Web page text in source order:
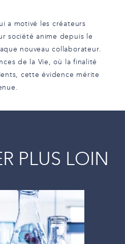
a motivé les créateurs
société anime depuis le
nouveau collaborateur.
de la Vie, où la finalité
cette évidence mérite
PLUS LOIN